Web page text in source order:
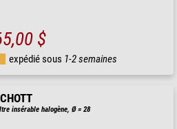
$
expédié sous 1-2 semaines
insérable halogène, Ø = 28